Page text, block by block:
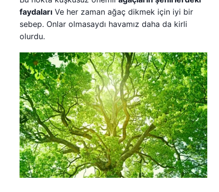
faydaları Ve her zaman ağaç dikmek için iyi bir
sebep. Onlar olmasaydı havamız daha da kirli
olurdu.